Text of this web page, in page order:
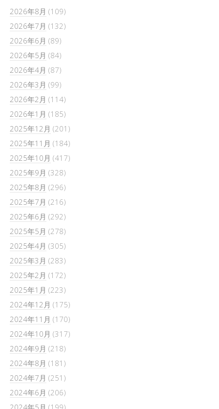
2026年8月 (109)
2026年7月 (132)
2026年6月 (89)
2026年5月 (84)
2026年4月 (87)
2026年3月 (99)
2026年2月 (114)
2026年1月 (185)
2025年12月 (201)
2025年11月 (184)
2025年10月 (417)
2025年9月 (328)
2025年8月 (296)
2025年7月 (216)
2025年6月 (292)
2025年5月 (278)
2025年4月 (305)
2025年3月 (283)
2025年2月 (172)
2025年1月 (223)
2024年12月 (175)
2024年11月 (170)
2024年10月 (317)
2024年9月 (218)
2024年8月 (181)
2024年7月 (251)
2024年6月 (206)
2024年5月 (199)